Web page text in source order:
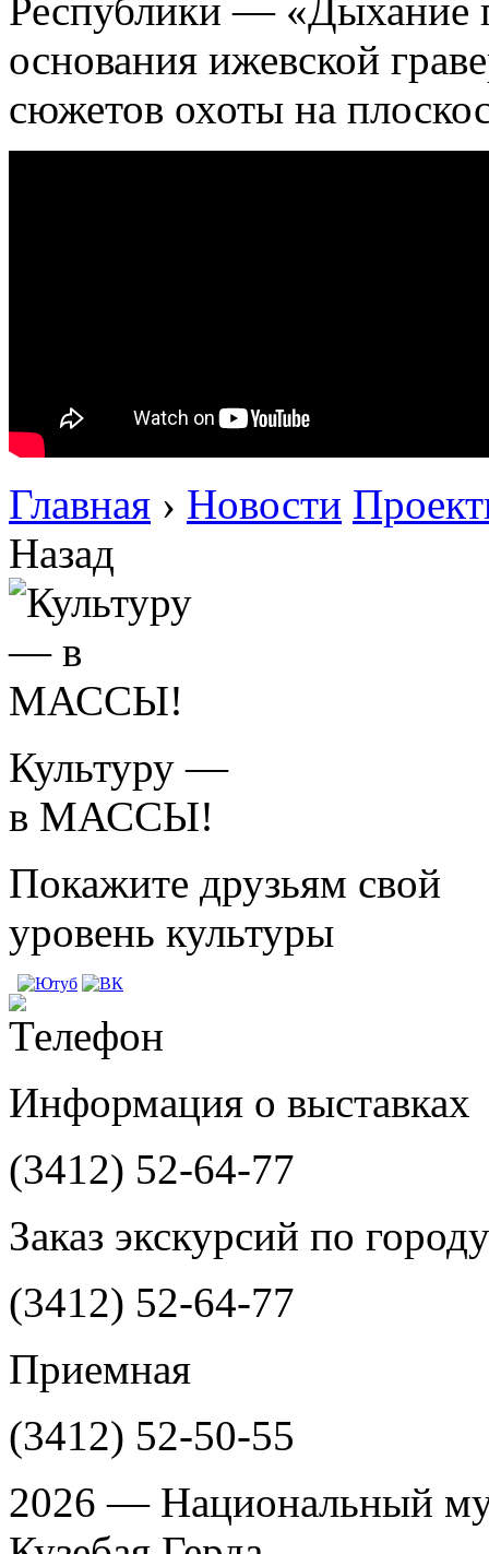
Республики — «Дыхание
основания ижевской
сюжетов охоты на
Главная › Новости
Назад
Культуру —
в МАССЫ!
Покажите друзьям свой
уровень культуры
Информация о выставках
(3412) 52-64-77
Заказ экскурсий по городу
(3412) 52-64-77
Приемная
(3412) 52-50-55
2026 — Национальный